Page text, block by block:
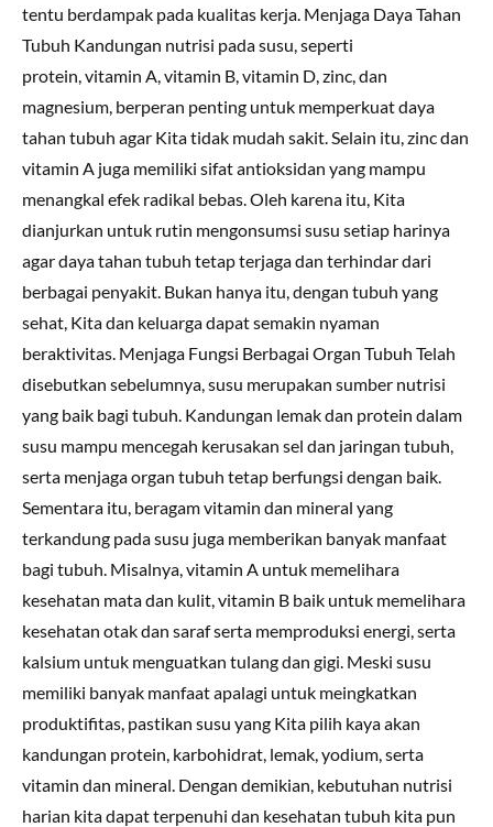
tentu berdampak pada kualitas kerja. Menjaga Daya Tahan
Tubuh Kandungan nutrisi pada susu, seperti
protein, vitamin A, vitamin B, vitamin D, zinc, dan
magnesium, berperan penting untuk memperkuat daya
tahan tubuh agar Kita tidak mudah sakit. Selain itu, zinc dan
vitamin A juga memiliki sifat antioksidan yang mampu
menangkal efek radikal bebas. Oleh karena itu, Kita
dianjurkan untuk rutin mengonsumsi susu setiap harinya
agar daya tahan tubuh tetap terjaga dan terhindar dari
berbagai penyakit. Bukan hanya itu, dengan tubuh yang
sehat, Kita dan keluarga dapat semakin nyaman
beraktivitas. Menjaga Fungsi Berbagai Organ Tubuh Telah
disebutkan sebelumnya, susu merupakan sumber nutrisi
yang baik bagi tubuh. Kandungan lemak dan protein dalam
susu mampu mencegah kerusakan sel dan jaringan tubuh,
serta menjaga organ tubuh tetap berfungsi dengan baik.
Sementara itu, beragam vitamin dan mineral yang
terkandung pada susu juga memberikan banyak manfaat
bagi tubuh. Misalnya, vitamin A untuk memelihara
kesehatan mata dan kulit, vitamin B baik untuk memelihara
kesehatan otak dan saraf serta memproduksi energi, serta
kalsium untuk menguatkan tulang dan gigi. Meski susu
memiliki banyak manfaat apalagi untuk meingkatkan
produktifitas, pastikan susu yang Kita pilih kaya akan
kandungan protein, karbohidrat, lemak, yodium, serta
vitamin dan mineral. Dengan demikian, kebutuhan nutrisi
harian kita dapat terpenuhi dan kesehatan tubuh kita pun